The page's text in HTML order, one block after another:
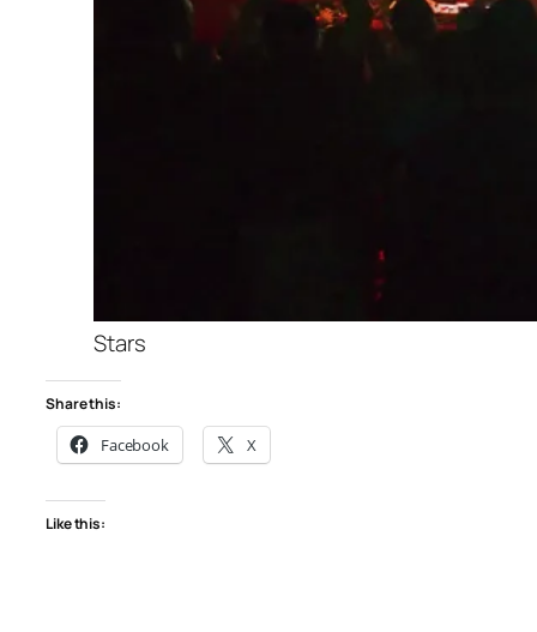
Stars
Share this:
Facebook X
Like this: